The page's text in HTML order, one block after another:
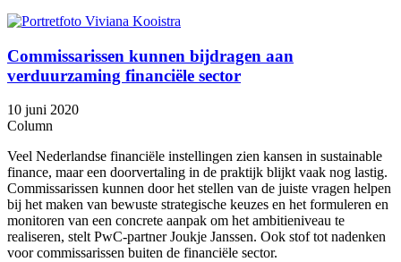
Commissarissen kunnen bijdragen aan
verduurzaming financiële sector
10 juni 2020
Column
Veel Nederlandse financiële instellingen zien kansen in sustainable
finance, maar een doorvertaling in de praktijk blijkt vaak nog lastig.
Commissarissen kunnen door het stellen van de juiste vragen helpen
bij het maken van bewuste strategische keuzes en het formuleren en
monitoren van een concrete aanpak om het ambitieniveau te
realiseren, stelt PwC-partner Joukje Janssen. Ook stof tot nadenken
voor commissarissen buiten de financiële sector.